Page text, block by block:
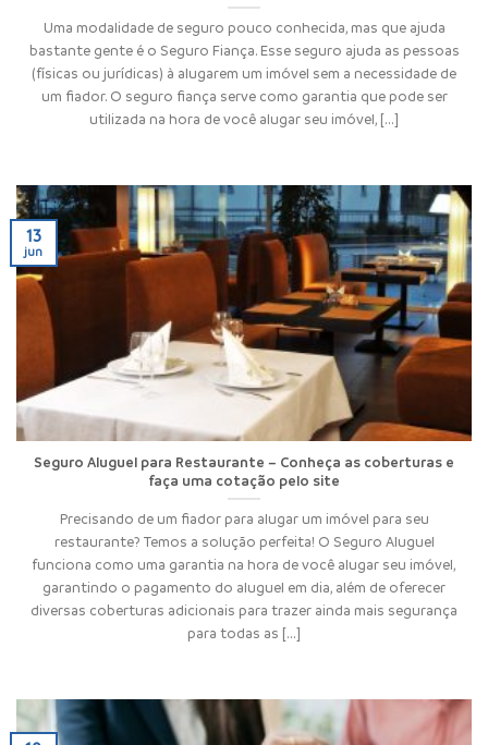
Uma modalidade de seguro pouco conhecida, mas que ajuda
bastante gente é o Seguro Fiança. Esse seguro ajuda as pessoas
(físicas ou jurídicas) à alugarem um imóvel sem a necessidade de
um fiador. O seguro fiança serve como garantia que pode ser
utilizada na hora de você alugar seu imóvel, [...]
Seguro Aluguel para Restaurante – Conheça as coberturas e
faça uma cotação pelo site
Precisando de um fiador para alugar um imóvel para seu
restaurante? Temos a solução perfeita! O Seguro Aluguel
funciona como uma garantia na hora de você alugar seu imóvel,
garantindo o pagamento do aluguel em dia, além de oferecer
diversas coberturas adicionais para trazer ainda mais segurança
para todas as [...]
13
jun